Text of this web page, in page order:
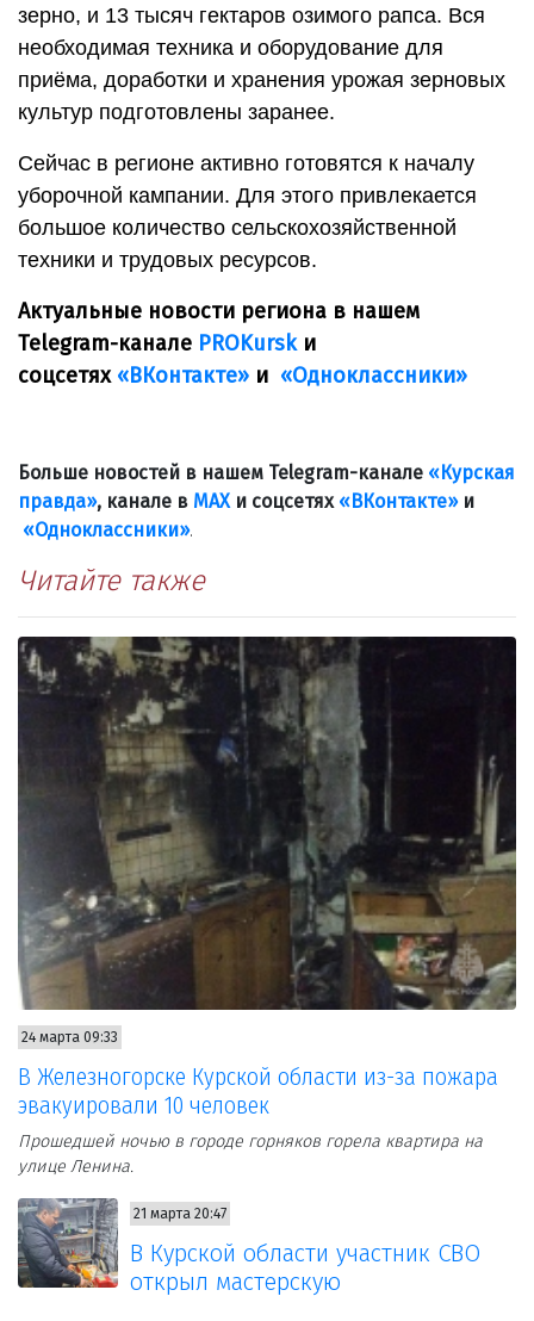
зерно, и 13 тысяч гектаров озимого рапса. Вся
необходимая техника и оборудование для
приёма, доработки и хранения урожая зерновых
культур подготовлены заранее.
Сейчас в регионе активно готовятся к началу
уборочной кампании. Для этого привлекается
большое количество сельскохозяйственной
техники и трудовых ресурсов.
Актуальные новости региона в нашем
Telegram-канале PROKurskи
соцсетях «ВКонтакте» и «Одноклассники»
Больше новостей в нашем Telegram-канале «Курская
правда», канале в МАХи соцсетях «ВКонтакте»и
«Одноклассники».
Читайте также
24 марта 09:33
В Железногорске Курской области из-за пожара
эвакуировали 10 человек
Прошедшей ночью в городе горняков горела квартира на
улице Ленина.
21 марта 20:47
В Курской области участник СВО
открыл мастерскую